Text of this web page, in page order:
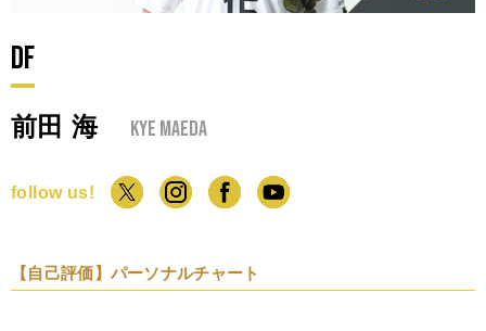
DF
前田 海 Kye Maeda
follow us!
【自己評価】パーソナルチャート